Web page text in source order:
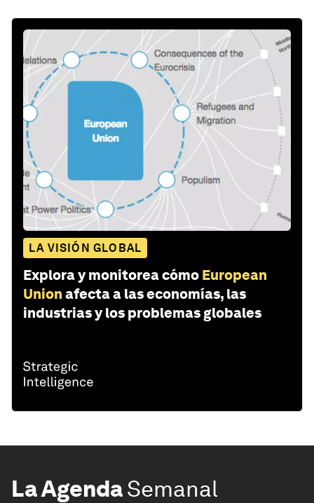
LA VISIÓN GLOBAL
Explora y monitorea cómo European
Union afecta a las economías, las
industrias y los problemas globales
La AgendaSemanal